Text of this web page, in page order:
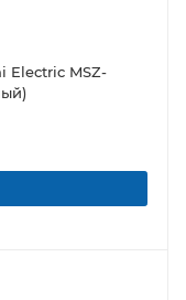
Electric MSZ-